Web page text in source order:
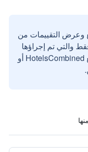
وعرض التقييمات من
والتي تم إجراؤها
بواسطة مستخدمين حقيقيين مع HotelsCombined أو